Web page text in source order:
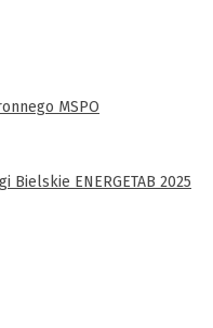
MSPO
Bielskie ENERGETAB 2025